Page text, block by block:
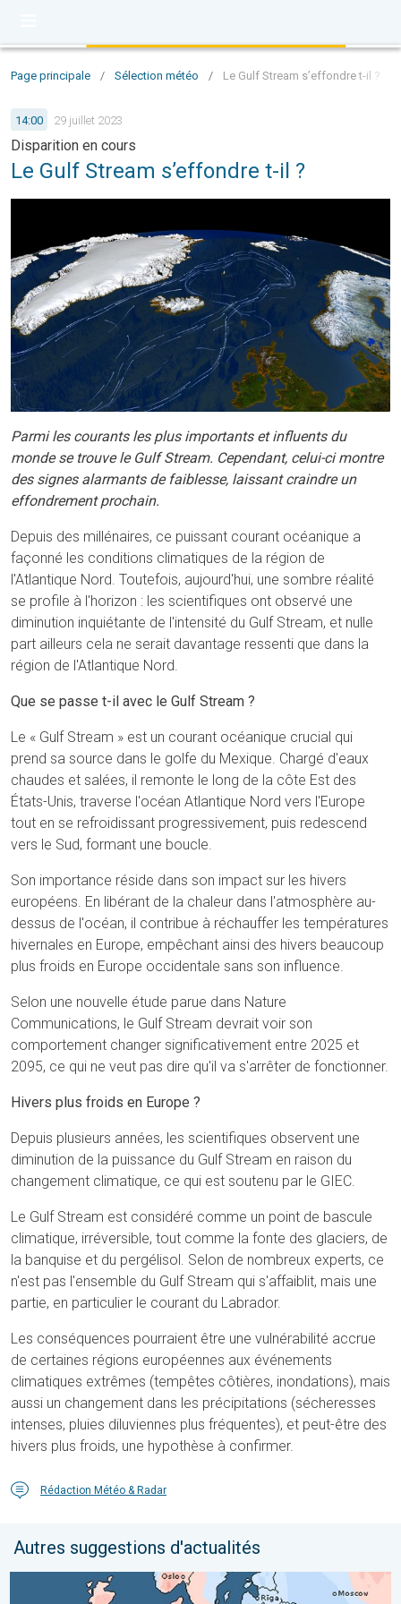
Page principale / Sélection météo / Le Gulf Stream s’effondre t-il ?
14:00 29 juillet 2023
Disparition en cours
Le Gulf Stream s’effondre t-il ?
Parmi les courants les plus importants et influents du
monde se trouve le Gulf Stream. Cependant, celui-ci montre
des signes alarmants de faiblesse, laissant craindre un
effondrement prochain.
Depuis des millénaires, ce puissant courant océanique a
façonné les conditions climatiques de la région de
l'Atlantique Nord. Toutefois, aujourd'hui, une sombre réalité
se profile à l'horizon : les scientifiques ont observé une
diminution inquiétante de l'intensité du Gulf Stream, et nulle
part ailleurs cela ne serait davantage ressenti que dans la
région de l'Atlantique Nord.
Que se passe t-il avec le Gulf Stream ?
Le « Gulf Stream » est un courant océanique crucial qui
prend sa source dans le golfe du Mexique. Chargé d'eaux
chaudes et salées, il remonte le long de la côte Est des
États-Unis, traverse l'océan Atlantique Nord vers l'Europe
tout en se refroidissant progressivement, puis redescend
vers le Sud, formant une boucle.
Son importance réside dans son impact sur les hivers
européens. En libérant de la chaleur dans l'atmosphère au-
dessus de l'océan, il contribue à réchauffer les températures
hivernales en Europe, empêchant ainsi des hivers beaucoup
plus froids en Europe occidentale sans son influence.
Selon une nouvelle étude parue dans Nature
Communications, le Gulf Stream devrait voir son
comportement changer significativement entre 2025 et
2095, ce qui ne veut pas dire qu'il va s'arrêter de fonctionner.
Hivers plus froids en Europe ?
Depuis plusieurs années, les scientifiques observent une
diminution de la puissance du Gulf Stream en raison du
changement climatique, ce qui est soutenu par le GIEC.
Le Gulf Stream est considéré comme un point de bascule
climatique, irréversible, tout comme la fonte des glaciers, de
la banquise et du pergélisol. Selon de nombreux experts, ce
n'est pas l'ensemble du Gulf Stream qui s'affaiblit, mais une
partie, en particulier le courant du Labrador.
Les conséquences pourraient être une vulnérabilité accrue
de certaines régions européennes aux événements
climatiques extrêmes (tempêtes côtières, inondations), mais
aussi un changement dans les précipitations (sécheresses
intenses, pluies diluviennes plus fréquentes), et peut-être des
hivers plus froids, une hypothèse à confirmer.
Rédaction Météo & Radar
Autres suggestions d'actualités
Grands contrastes météo en juillet. En Europe. . . lundi 3 août